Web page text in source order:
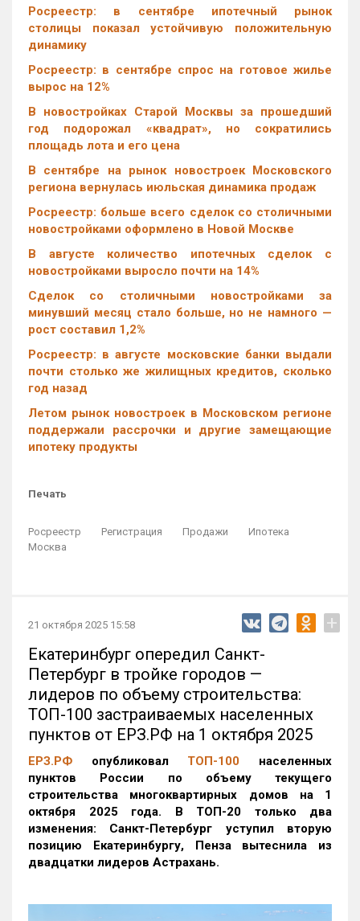
Росреестр: в сентябре ипотечный рынок
столицы показал устойчивую положительную
динамику
Росреестр: в сентябре спрос на готовое жилье
вырос на 12%
В новостройках Старой Москвы за прошедший
год подорожал «квадрат», но сократились
площадь лота и его цена
В сентябре на рынок новостроек Московского
региона вернулась июльская динамика продаж
Росреестр: больше всего сделок со столичными
новостройками оформлено в Новой Москве
В августе количество ипотечных сделок с
новостройками выросло почти на 14%
Cделок со столичными новостройками за
минувший месяц стало больше, но не намного —
рост составил 1,2%
Росреестр: в августе московские банки выдали
почти столько же жилищных кредитов, сколько
год назад
Летом рынок новостроек в Московском регионе
поддержали рассрочки и другие замещающие
ипотеку продукты
Печать
Росреестр Регистрация Продажи
Ипотека
Москва
21 октября 2025 15:58 +
Екатеринбург опередил Санкт-
Петербург в тройке городов —
лидеров по объему строительства:
ТОП-100 застраиваемых населенных
пунктов от ЕРЗ.РФ на 1 октября 2025
ЕРЗ.РФ опубликовал ТОП-100 населенных
пунктов России по объему текущего
строительства многоквартирных домов на 1
октября 2025 года. В ТОП-20 только два
изменения: Санкт-Петербург уступил вторую
позицию Екатеринбургу, Пенза вытеснила из
двадцатки лидеров Астрахань.